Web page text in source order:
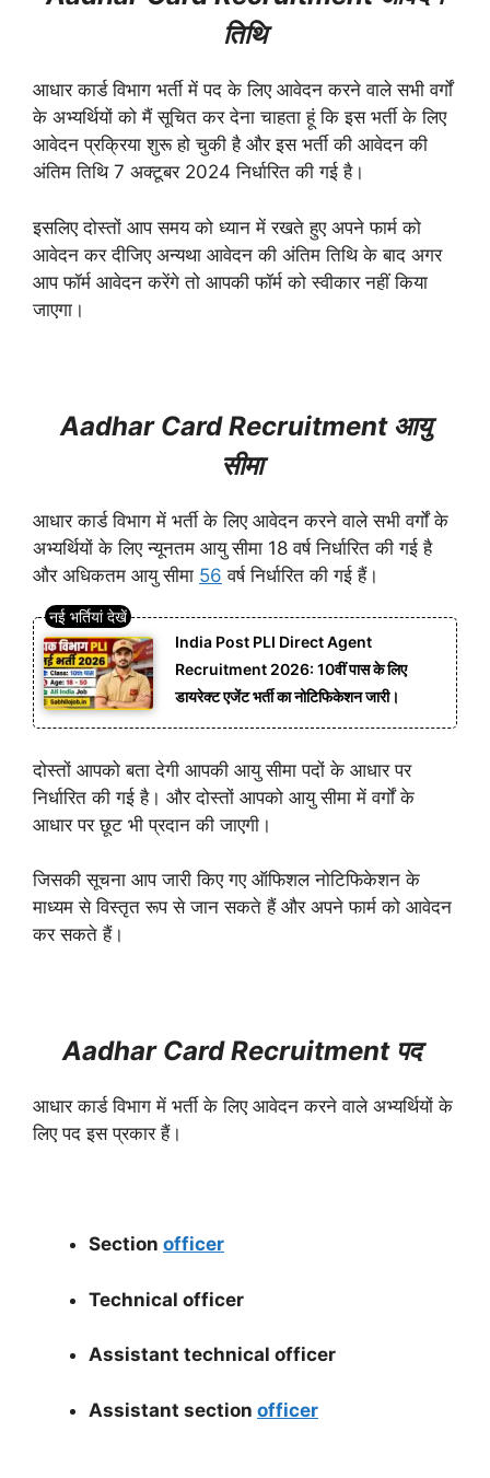
तिथि
आधार कार्ड विभाग भर्ती में पद के लिए आवेदन करने वाले सभी वर्गों
के अभ्यर्थियों को मैं सूचित कर देना चाहता हूं कि इस भर्ती के लिए
आवेदन प्रक्रिया शुरू हो चुकी है और इस भर्ती की आवेदन की
अंतिम तिथि 7 अक्टूबर 2024 निर्धारित की गई है।
इसलिए दोस्तों आप समय को ध्यान में रखते हुए अपने फार्म को
आवेदन कर दीजिए अन्यथा आवेदन की अंतिम तिथि के बाद अगर
आप फॉर्म आवेदन करेंगे तो आपकी फॉर्म को स्वीकार नहीं किया
जाएगा।
Aadhar Card Recruitment आयु
सीमा
आधार कार्ड विभाग में भर्ती के लिए आवेदन करने वाले सभी वर्गों के
अभ्यर्थियों के लिए न्यूनतम आयु सीमा 18 वर्ष निर्धारित की गई है
और अधिकतम आयु सीमा 56 वर्ष निर्धारित की गई हैं।
India Post PLI Direct Agent
Recruitment 2026: 10वीं पास के लिए
डायरेक्ट एजेंट भर्ती का नोटिफिकेशन जारी।
दोस्तों आपको बता देगी आपकी आयु सीमा पदों के आधार पर
निर्धारित की गई है। और दोस्तों आपको आयु सीमा में वर्गों के
आधार पर छूट भी प्रदान की जाएगी।
जिसकी सूचना आप जारी किए गए ऑफिशल नोटिफिकेशन के
माध्यम से विस्तृत रूप से जान सकते हैं और अपने फार्म को आवेदन
कर सकते हैं।
Aadhar Card Recruitment पद
आधार कार्ड विभाग में भर्ती के लिए आवेदन करने वाले अभ्यर्थियों के
लिए पद इस प्रकार हैं।
Section officer
Technical officer
Assistant technical officer
Assistant section officer